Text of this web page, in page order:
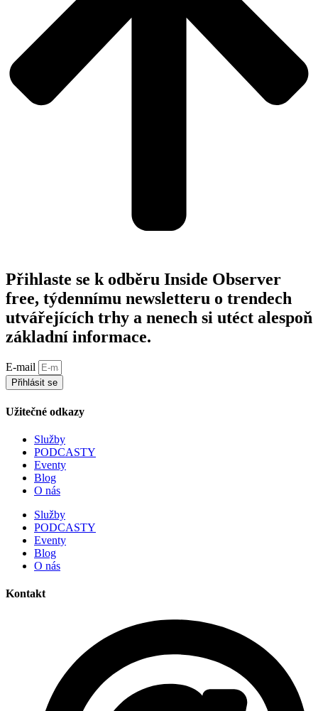
Přihlaste se k odběru Inside Observer
free, týdennímu newsletteru o trendech
utvářejících trhy a nenech si utéct alespoň
základní informace.
E-mail
Přihlásit se
Užitečné odkazy
Služby
PODCASTY
Eventy
Blog
O nás
Služby
PODCASTY
Eventy
Blog
O nás
Kontakt